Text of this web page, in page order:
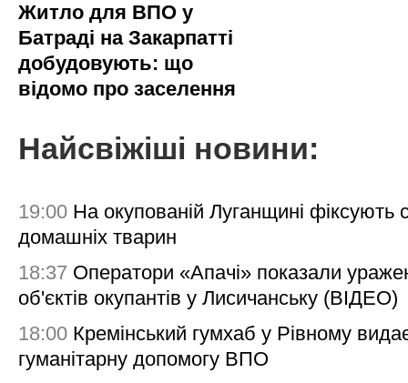
Житло для ВПО у
Батраді на Закарпатті
добудовують: що
відомо про заселення
Найсвіжіші новини:
19:00 На окупованій Луганщині фіксують
домашніх тварин
18:37 Оператори «Апачі» показали
об'єктів окупантів у Лисичанську (ВІДЕО)
18:00 Кремінський гумхаб у Рівному
гуманітарну допомогу ВПО